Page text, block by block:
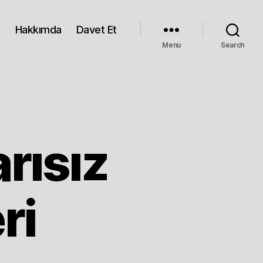
Hakkımda Davet Et
Menu Search